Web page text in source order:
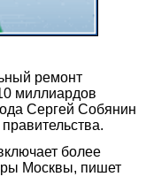
ремонт
миллиардов
Сергей Собянин
более
Москвы, пишет